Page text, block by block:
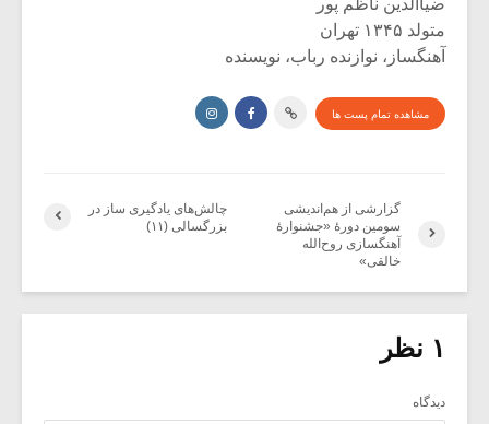
متولد ۱۳۴۵ تهران
آهنگساز، نوازنده رباب، نویسنده
مشاهده تمام پست ها
چالش‌های یادگیری ساز در
بزرگسالی (۱۱)
گزارشی از هم‌اندیشی
سومین دورۀ «جشنوارۀ
آهنگسازی روح‌الله
خالقی»
۱ نظر
دیدگاه